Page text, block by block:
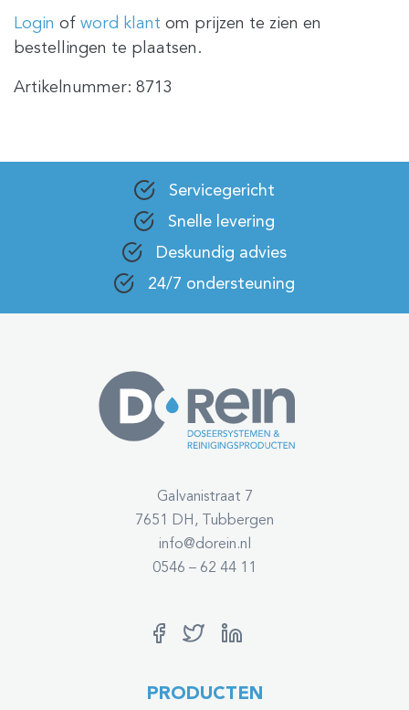
Login of word klant om prijzen te zien en
bestellingen te plaatsen.
Artikelnummer: 8713
Servicegericht
Snelle levering
Deskundig advies
24/7 ondersteuning
Galvanistraat 7
7651 DH, Tubbergen
info@dorein.nl
0546 – 62 44 11
PRODUCTEN